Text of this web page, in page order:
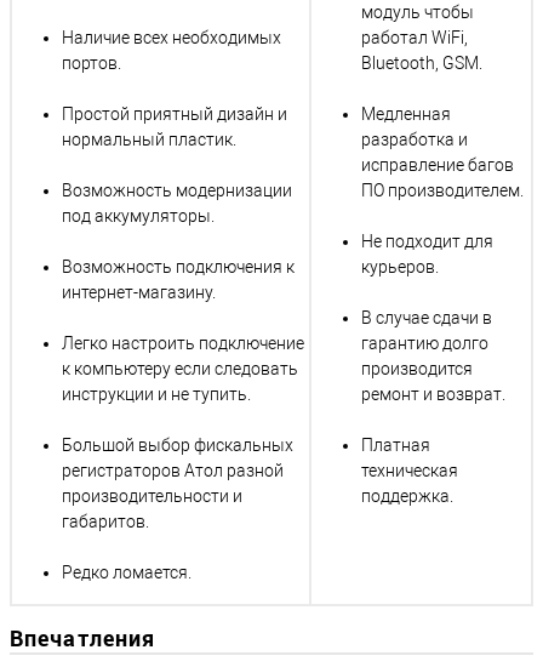
Наличие всех необходимых
портов.
Простой приятный дизайн и
нормальный пластик.
Возможность модернизации
под аккумуляторы.
Возможность подключения к
интернет-магазину.
Легко настроить подключение
к компьютеру если следовать
инструкции и не тупить.
Большой выбор фискальных
регистраторов Атол разной
производительности и
габаритов.
Редко ломается.
модуль чтобы
работал WiFi,
Bluetooth, GSM.
Медленная
разработка и
исправление багов
ПО производителем.
Не подходит для
курьеров.
В случае сдачи в
гарантию долго
производится
ремонт и возврат.
Платная
техническая
поддержка.
Впечатления